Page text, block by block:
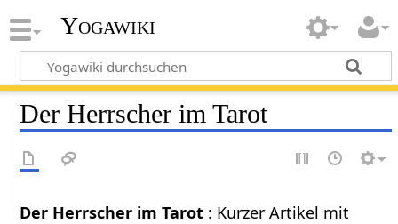
Yogawiki
Der Herrscher im Tarot
Der Herrscher im Tarot : Kurzer Artikel mit